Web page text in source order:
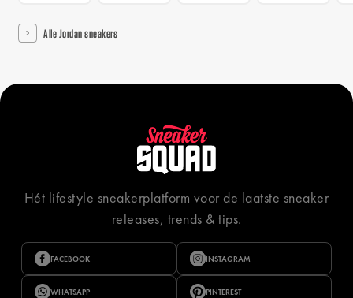
Alle Jordan sneakers
Hét lifestyle sneakerplatform voor de laatste sneaker
releases, trends & tips.
FACEBOOK INSTAGRAM
WHATSAPP PINTEREST